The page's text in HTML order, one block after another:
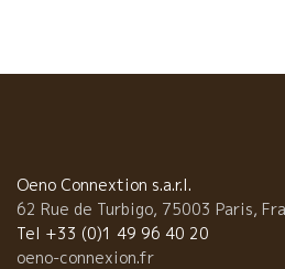
Oeno Connextion s.a.r.l.
62 Rue de Turbigo, 75003 Paris,
Tel +33 (0)1 49 96 40 20
oeno-connexion.fr